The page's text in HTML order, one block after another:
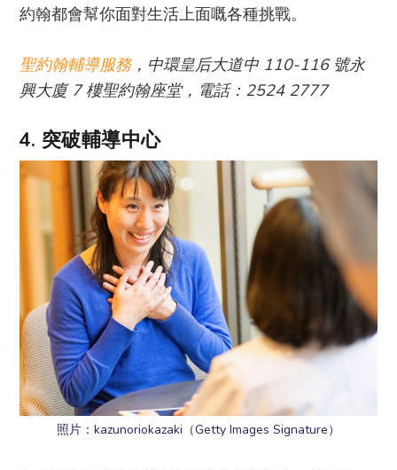
約翰都會幫你面對生活上面嘅各種挑戰。
聖約翰輔導服務，中環皇后大道中 110-116 號永
興大廈 7 樓聖約翰座堂，電話：2524 2777
4. 突破輔導中心
照片：kazunoriokazaki（Getty Images Signature）